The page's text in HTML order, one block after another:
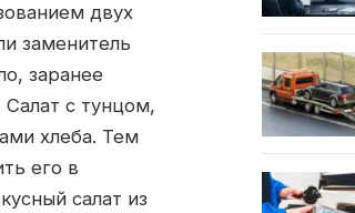
двух
заменитель
заранее
Салат с тунцом,
хлеба. Тем
его в
салат из